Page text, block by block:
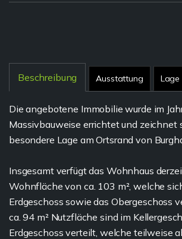
Beschreibung Ausstattung Lage
Die angebotene Immobilie wurde im
Massivbauweise errichtet und zeichnet
besondere Lage am Ortsrand von
Insgesamt verfügt das Wohnhaus
Wohnfläche von ca. 103 m², welche
Erdgeschoss sowie das Obergeschoss
ca. 94 m² Nutzfläche sind im
Erdgeschoss verteilt, welche teilweise